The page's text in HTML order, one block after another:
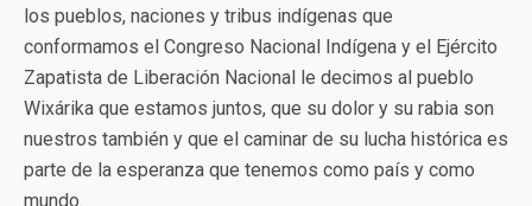
los pueblos, naciones y tribus indígenas que
conformamos el Congreso Nacional Indígena y el Ejército
Zapatista de Liberación Nacional le decimos al pueblo
Wixárika que estamos juntos, que su dolor y su rabia son
nuestros también y que el caminar de su lucha histórica es
parte de la esperanza que tenemos como país y como
mundo.